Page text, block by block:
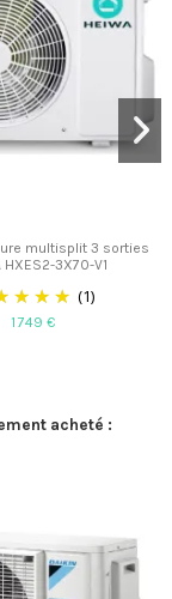
multisplit 3 sorties
HXES2-3X70-V1
(1)
1 749 €
acheté :